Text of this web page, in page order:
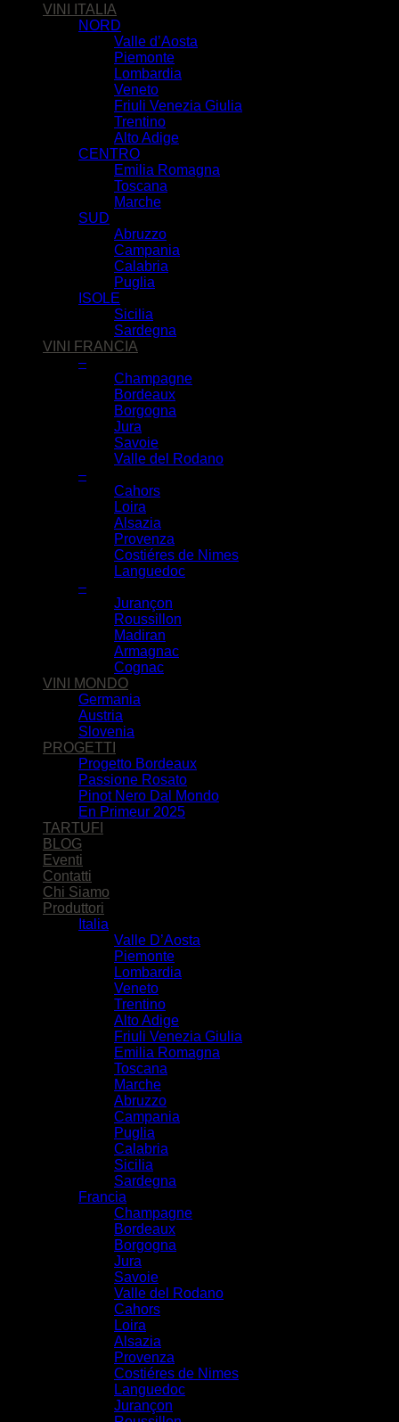
VINI ITALIA
NORD
Valle d’Aosta
Piemonte
Lombardia
Veneto
Friuli Venezia Giulia
Trentino
Alto Adige
CENTRO
Emilia Romagna
Toscana
Marche
SUD
Abruzzo
Campania
Calabria
Puglia
ISOLE
Sicilia
Sardegna
VINI FRANCIA
–
Champagne
Bordeaux
Borgogna
Jura
Savoie
Valle del Rodano
–
Cahors
Loira
Alsazia
Provenza
Costiéres de Nimes
Languedoc
–
Jurançon
Roussillon
Madiran
Armagnac
Cognac
VINI MONDO
Germania
Austria
Slovenia
PROGETTI
Progetto Bordeaux
Passione Rosato
Pinot Nero Dal Mondo
En Primeur 2025
TARTUFI
BLOG
Eventi
Contatti
Chi Siamo
Produttori
Italia
Valle D’Aosta
Piemonte
Lombardia
Veneto
Trentino
Alto Adige
Friuli Venezia Giulia
Emilia Romagna
Toscana
Marche
Abruzzo
Campania
Puglia
Calabria
Sicilia
Sardegna
Francia
Champagne
Bordeaux
Borgogna
Jura
Savoie
Valle del Rodano
Cahors
Loira
Alsazia
Provenza
Costiéres de Nimes
Languedoc
Jurançon